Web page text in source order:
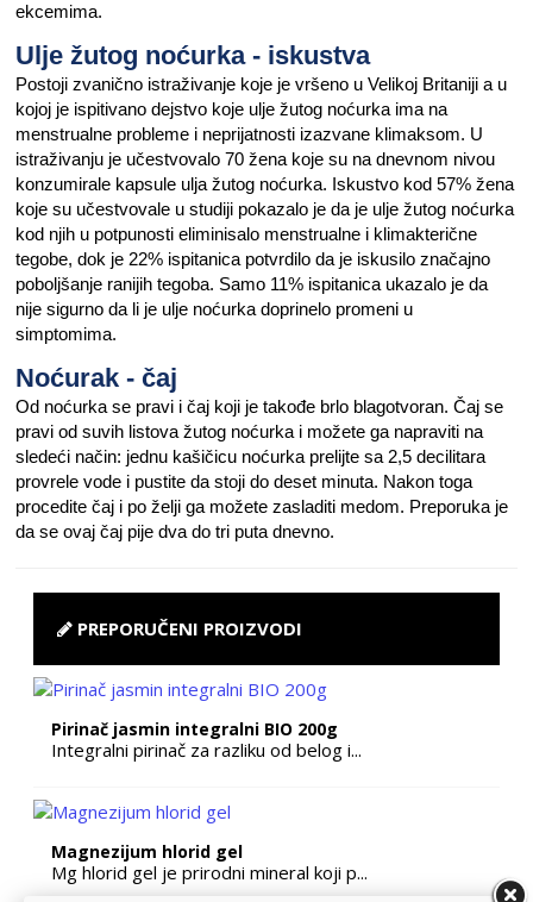
ekcemima.
Ulje žutog noćurka - iskustva
Postoji zvanično istraživanje koje je vršeno u Velikoj Britaniji a u
kojoj je ispitivano dejstvo koje ulje žutog noćurka ima na
menstrualne probleme i neprijatnosti izazvane klimaksom. U
istraživanju je učestvovalo 70 žena koje su na dnevnom nivou
konzumirale kapsule ulja žutog noćurka. Iskustvo kod 57% žena
koje su učestvovale u studiji pokazalo je da je ulje žutog noćurka
kod njih u potpunosti eliminisalo menstrualne i klimakterične
tegobe, dok je 22% ispitanica potvrdilo da je iskusilo značajno
poboljšanje ranijih tegoba. Samo 11% ispitanica ukazalo je da
nije sigurno da li je ulje noćurka doprinelo promeni u
simptomima.
Noćurak - čaj
Od noćurka se pravi i čaj koji je takođe brlo blagotvoran. Čaj se
pravi od suvih listova žutog noćurka i možete ga napraviti na
sledeći način: jednu kašičicu noćurka prelijte sa 2,5 decilitara
provrele vode i pustite da stoji do deset minuta. Nakon toga
procedite čaj i po želji ga možete zasladiti medom. Preporuka je
da se ovaj čaj pije dva do tri puta dnevno.
PREPORUČENI PROIZVODI
Pirinač jasmin integralni BIO 200g
Integralni pirinač za razliku od belog i...
Magnezijum hlorid gel
Mg hlorid gel je prirodni mineral koji p...